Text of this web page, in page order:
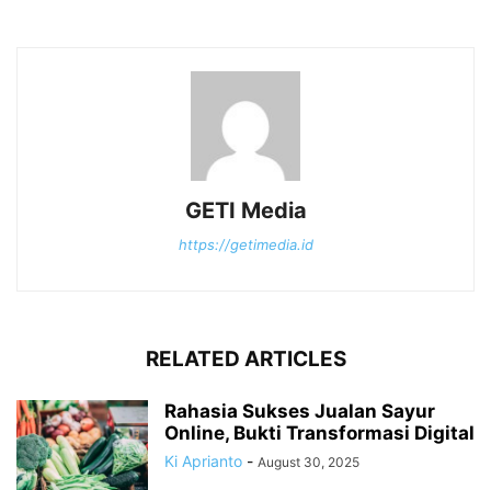
GETI Media
https://getimedia.id
RELATED ARTICLES
Rahasia Sukses Jualan Sayur
Online, Bukti Transformasi Digital
Ki Aprianto - August 30, 2025